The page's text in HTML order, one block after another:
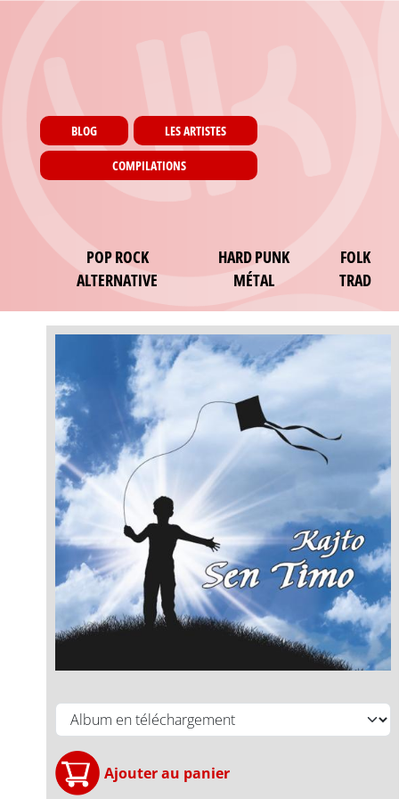
PagesBLOG LES ARTISTES
COMPILATIONS
POP ROCK
ALTERNATIVE
HARD PUNK
MÉTAL
FOLK
TRAD